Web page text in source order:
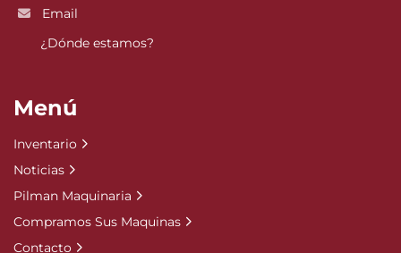
Email
¿Dónde estamos?
Menú
Inventario
Noticias
Pilman Maquinaria
Compramos Sus Maquinas
Contacto